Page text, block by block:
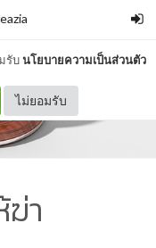
รับนโยบายความเป็นส่วนตัว
ไม่ยอมรับ
า